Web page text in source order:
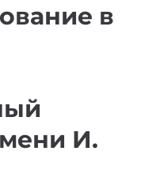
в
И.